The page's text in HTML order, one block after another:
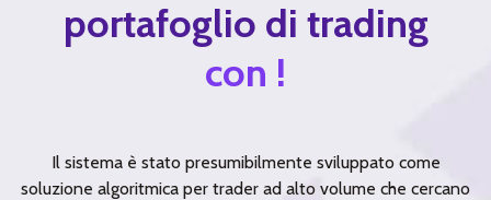
portafoglio di trading
con !
Il sistema è stato presumibilmente sviluppato come
soluzione algoritmica per trader ad alto volume che cercano